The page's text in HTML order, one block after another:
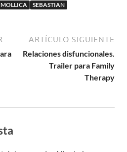
SEBASTIAN
ARTÍCULO SIGUIENTE
Relaciones disfuncionales.
Trailer para Family
Therapy